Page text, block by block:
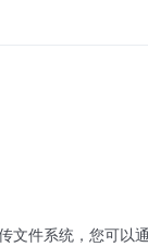
件系统，您可